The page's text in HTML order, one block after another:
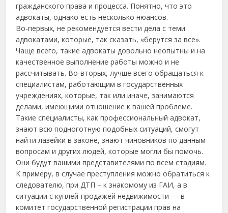
гражданского права и процесса. Понятно, что это
адвокаты, однако есть несколько нюансов.
Во-первых, не рекомендуется вести дела с теми
адвокатами, которые, так сказать, «берутся за все».
Чаще всего, такие адвокаты довольно неопытны и на
качественное выполнение работы можно и не
рассчитывать. Во-вторых, лучше всего обращаться к
специалистам, работающим в государственных
учреждениях, которые, так или иначе, занимаются
делами, имеющими отношение к вашей проблеме.
Такие специалисты, как профессиональный адвокат,
знают всю подноготную подобных ситуаций, смогут
найти лазейки в законе, знают чиновников по данным
вопросам и других людей, которые могли бы помочь.
Они будут вашими представителями по всем стадиям.
К примеру, в случае преступления можно обратиться к
следователю, при ДТП – к знакомому из ГАИ, а в
ситуации с куплей-продажей недвижимости — в
комитет государственной регистрации прав на